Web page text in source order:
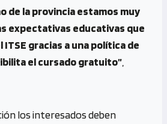
de la provincia estamos muy
expectativas educativas que
gracias a una política de
el cursado gratuito”
los interesados deben